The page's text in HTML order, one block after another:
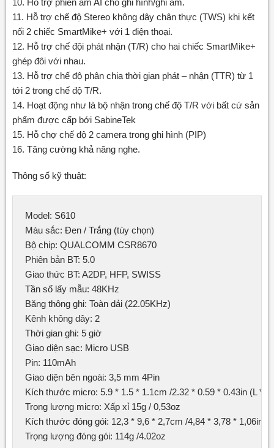
11. Hỗ trợ chế độ Stereo không dây chân thực (TWS) khi kết
nối 2 chiếc SmartMike+ với 1 điện thoại.
12. Hỗ trợ chế đội phát nhận (T/R) cho hai chiếc SmartMike+
ghép đôi với nhau.
13. Hỗ trợ chế độ phân chia thời gian phát – nhận (TTR) từ 1
tới 2 trong chế độ T/R.
14. Hoạt động như là bộ nhận trong chế độ T/R với bất cứ sản
phẩm được cấp bới SabineTek
15. Hỗ chợ chế độ 2 camera trong ghi hình (PIP)
16. Tăng cường khả năng nghe.
Thông số kỹ thuật:
Model: S610
Màu sắc: Đen / Trắng (tùy chọn)
Bộ chip: QUALCOMM CSR8670
Phiên bản BT: 5.0
Giao thức BT: A2DP, HFP, SWISS
Tần số lấy mẫu: 48KHz
Băng thông ghi: Toàn dải (22.05KHz)
Kênh không dây: 2
Thời gian ghi: 5 giờ
Giao diện sạc: Micro USB
Pin: 110mAh
Giao diện bên ngoài: 3,5 mm 4Pin
Kích thước micro: 5.9 * 1.5 * 1.1cm /2.32 * 0.59 * 0.43in (L *
Trọng lượng micro: Xấp xỉ 15g / 0,53oz
Kích thước đóng gói: 12,3 * 9,6 * 2,7cm /4,84 * 3,78 * 1,06in
Trọng lượng đóng gói: 114g /4.02oz